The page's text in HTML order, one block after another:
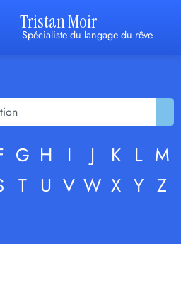
Tristan Moir
Spécialiste du langage du rêve
G H I J K L M
T U V W X Y Z